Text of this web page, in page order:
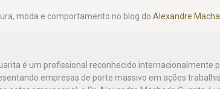
moda e comportamento no blog doAlexandre
é um profissional reconhecido internacionalmente
empresas de porte massivo em ações